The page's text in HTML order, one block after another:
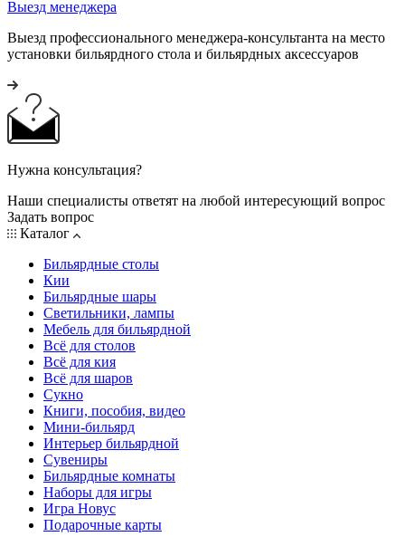
Выезд менеджера
Выезд профессионального менеджера-консультанта на место
установки бильярдного стола и бильярдных аксессуаров
Нужна консультация?
Наши специалисты ответят на любой интересующий вопрос
Задать вопрос
Каталог
Бильярдные столы
Кии
Бильярдные шары
Светильники, лампы
Мебель для бильярдной
Всё для столов
Всё для кия
Всё для шаров
Сукно
Книги, пособия, видео
Мини-бильярд
Интерьер бильярдной
Сувениры
Бильярдные комнаты
Наборы для игры
Игра Новус
Подарочные карты